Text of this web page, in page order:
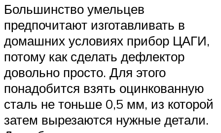
Большинство умельцев
предпочитают изготавливать в
домашних условиях прибор ЦАГИ,
потому как сделать дефлектор
довольно просто. Для этого
понадобится взять оцинкованную
сталь не тоньше 0,5 мм, из которой
затем вырезаются нужные детали.